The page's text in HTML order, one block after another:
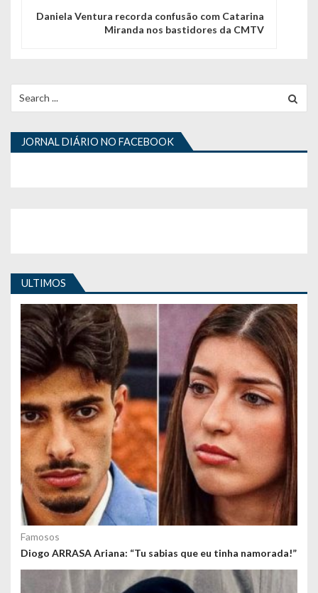
ã
o
d
i
g
o
s
Daniela Ventura recorda confusão com Catarina
Miranda nos bastidores da CMTV
for:
JORNAL DIÁRIO NO FACEBOOK
ULTIMOS
Famosos
Diogo ARRASA Ariana: “Tu sabias que eu tinha namorada!”